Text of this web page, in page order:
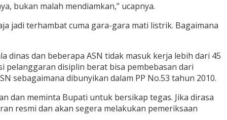
bukan malah mendiamkan,” ucapnya.
jadi terhambat cuma gara-gara mati listrik. Bagaimana
dan beberapa ASN tidak masuk kerja lebih dari 45
disiplin berat bisa pembebasan dari
sebagaimana dibunyikan dalam PP No.53 tahun 2010.
dan meminta Bupati untuk bersikap tegas. Jika dirasa
resmi dan akan segera melakukan pemeriksaan